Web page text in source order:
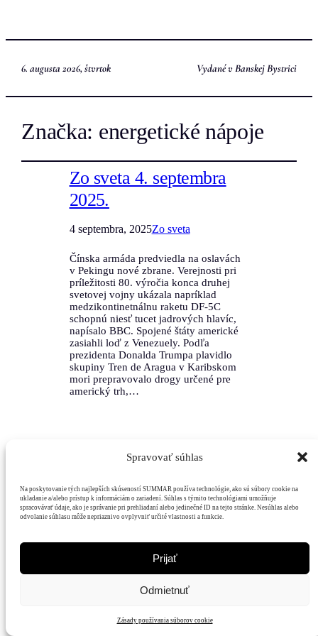
Spravovať súhlas
Na poskytovanie tých najlepších skúseností SUMMAR používa technológie, ako sú súbory cookie na
ukladanie a/alebo prístup k informáciám o zariadení. Súhlas s týmito technológiami umožňuje
spracovávať údaje, ako je správanie pri prehliadaní alebo jedinečné ID na tejto stránke. Nesúhlas alebo
odvolanie súhlasu môže nepriaznivo ovplyvniť určité vlastnosti a funkcie.
Prijať
Odmietnuť
Zásady používania súborov cookie
6. augusta 2026, štvrtok Vydané v Banskej Bystrici
Značka: energetické nápoje
Zo sveta 4. septembra
2025.
4 septembra, 2025Zo sveta
Čínska armáda predviedla na oslavách
v Pekingu nové zbrane. Verejnosti pri
príležitosti 80. výročia konca druhej
svetovej vojny ukázala napríklad
medzikontinetnálnu raketu DF-5C
schopnú niesť tucet jadrových hlavíc,
napísalo BBC. Spojené štáty americké
zasiahli loď z Venezuely. Podľa
prezidenta Donalda Trumpa plavidlo
skupiny Tren de Aragua v Karibskom
mori prepravovalo drogy určené pre
americký trh,…
Hodnoty
Mediálny
dom
Čitatelia Podpora